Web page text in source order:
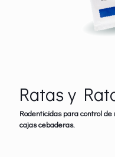
Ratas y
Rodenticidas para control
cajas cebaderas.